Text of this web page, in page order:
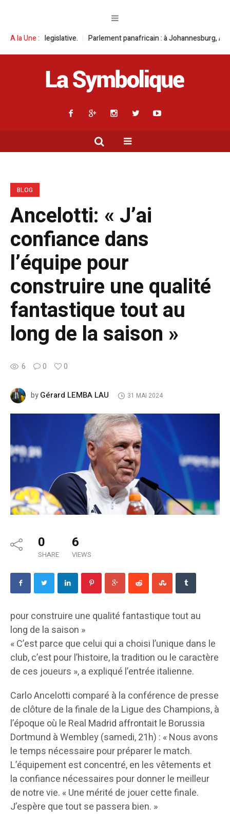
A la Une :Parlement panafricain : à Johannesburg, Aimé Boji Sangara
BLOG
Ancelotti: « J’ai
confiance dans
l’équipe pour
construire une qualité
fantastique tout au
long de la saison »
6 0 0
byGérard LEMBA LAU 31 MAI 2024
0
SHARE
6
VIEWS
pour construire une qualité fantastique tout au
long de la saison »
« C’est parce que celui qui a choisi l’unique dans le
club, c’est pour l’histoire, la tradition ou le caractère
de ces joueurs », a expliqué l’entrée italienne.
Carlo Ancelotti comparé à la conférence de presse
de clôture de la finale de la Ligue des Champions, à
l’époque où le Real Madrid affrontait le Borussia
Dortmund à Wembley (samedi, 21h) : « Nous avons
le temps nécessaire pour préparer le match.
L’équipement est concentré, en les vêtements et
la confiance nécessaires pour donner le meilleur
de notre vie. « Une mérité de jouer cette finale.
J’espère que tout se passera bien. »